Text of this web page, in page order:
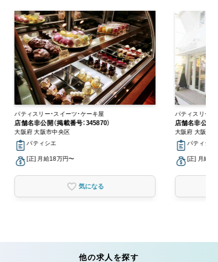
パティスリー・スイーツ・ケーキ屋
店舗名非公開（掲載番号：345870）
大阪府 大阪市中央区
パティシエ
[正] 月給18万円〜
気になる
パティスリー・
店舗名非公開
大阪府 大阪市
パティシエ
[正] 月給
他の求人を探す